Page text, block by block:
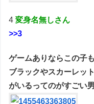
4 変身名無しさん
>>3
ゲームありならこの子
ブラックやスカーレッ
がいるってのがすごい